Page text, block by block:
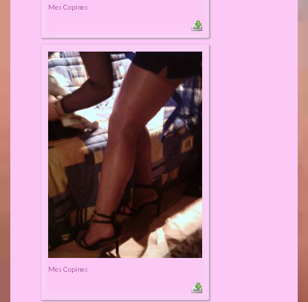
Mes Copines
Mes Copines